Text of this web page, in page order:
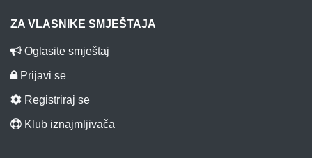
ZA VLASNIKE SMJEŠTAJA
Oglasite smještaj
Prijavi se
Registriraj se
Klub iznajmljivača